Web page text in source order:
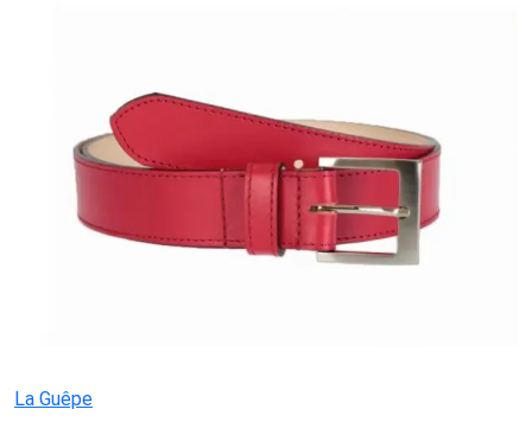
La Guêpe